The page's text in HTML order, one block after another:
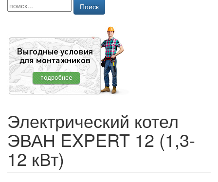
Поиск
Электрический котел
ЭВАН EXPERT 12 (1,3-
12 кВт)